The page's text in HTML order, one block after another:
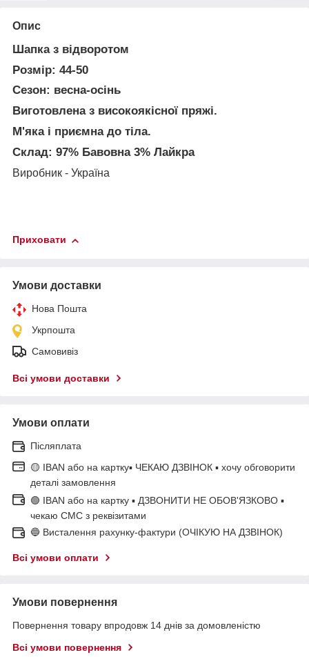
Опис
Шапка з відворотом
Розмір: 44-50
Сезон: весна-осінь
Виготовлена з високоякісної пряжі.
М'яка і приємна до тіла.
Склад: 97% Бавовна 3% Лайкра
Виробник - Україна
Приховати
Умови доставки
Нова Пошта
Укрпошта
Самовивіз
Всі умови доставки
Умови оплати
Післяплата
🟡 IBAN або на картку▪ ЧЕКАЮ ДЗВІНОК ▪ хочу обговорити
деталі замовлення
🟢 IBAN або на картку ▪ ДЗВОНИТИ НЕ ОБОВ'ЯЗКОВО ▪
чекаю СМС з реквізитами
🔵 Висталення рахунку-фактури (ОЧІКУЮ НА ДЗВІНОК)
Всі умови оплати
Умови повернення
Повернення товару впродовж 14 днів за домовленістю
Всі умови повернення